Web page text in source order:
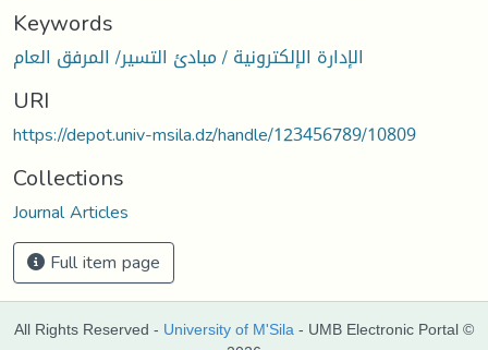
Keywords
الإدارة الإلكترونية / مبادئ التسير/ المرفق العام
URI
https://depot.univ-msila.dz/handle/123456789/10809
Collections
Journal Articles
Full item page
All Rights Reserved - University of M'Sila - UMB Electronic Portal ©